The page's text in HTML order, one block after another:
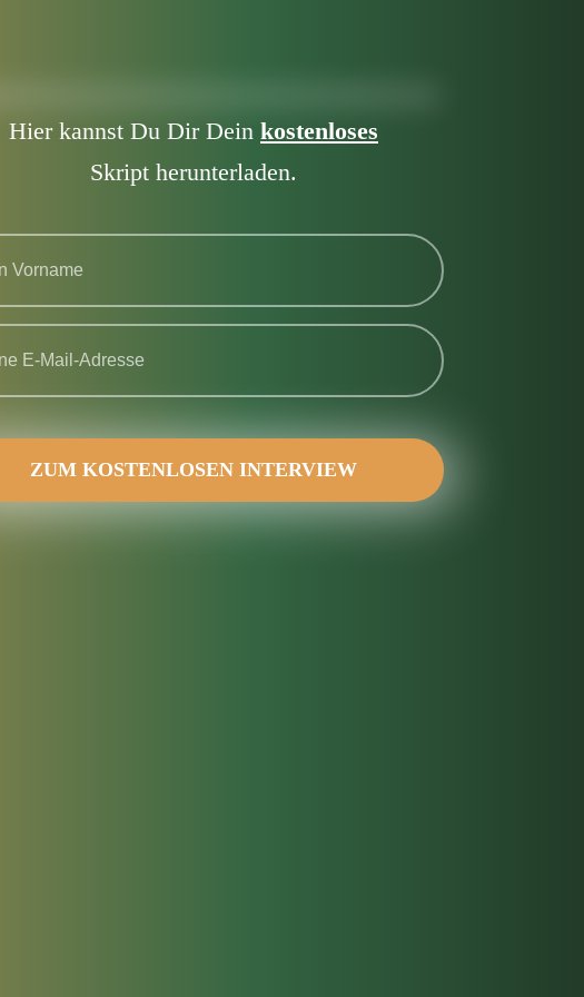
Hier kannst Du Dir Dein kostenloses
Skript herunterladen.
ZUM KOSTENLOSEN INTERVIEW